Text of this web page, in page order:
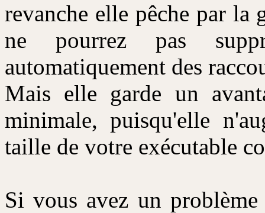
revanche elle pêche par la
ne pourrez pas
automatiquement des
Mais elle garde un
minimale, puisqu'elle
taille de votre exécutable
Si vous avez un